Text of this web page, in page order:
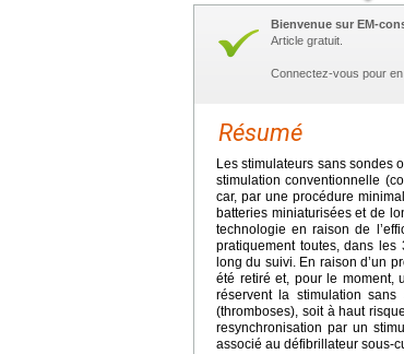
Bienvenue sur EM-
Article gratuit.
Connectez-vous pour
Résumé
Les stimulateurs sans sondes
stimulation conventionnelle
car, par une procédure
batteries miniaturisées et de
technologie en raison de
pratiquement toutes, dans les
long du suivi. En raison d’un
été retiré et, pour le moment,
réservent la stimulation
(thromboses), soit à haut
resynchronisation par un
associé au défibrillateur sous-